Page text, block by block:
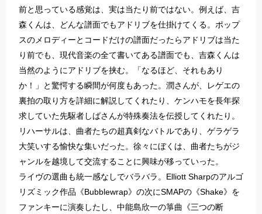
前と思っている感覚は、実は当たり前ではない。例えば、吉
森くんは、どんな譜面でもアドリブを仕掛けてくる。ポップ
スのメロディーとコードだけの譜面だったらアドリブは当た
り前でも、現代音楽の全て書いてある譜面でも、吉森くんは
当然のようにアドリブを挟む。「なるほど、それもあり
か！」と驚愕する瞬間が何度もあった。潤さんが、レゲエの
裏拍の取り方を詳細に解説してくれたり、ケンハモを長年探
求していた先駆者しばさんが特殊奏法を伝授してくれたり。
リハーサルは、曲者たちの超真剣なバトルであり、ゲラゲラ
大笑いする愉快な集いだった。徐々にぼくは、曲者たちがジ
ャンルを越境して交流することに興味が移っていった。
ライヴの選曲も統一感なしでバラバラ。Elliott Sharpのアルゴ
リズミック作品《Bubblewrap》の次にSMAPの《Shake》を
ファンキーに演奏したし、中能島欣一の箏曲《三つの断